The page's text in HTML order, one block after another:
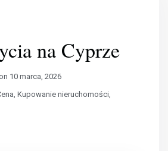
na Cyprze
10 marca, 2026
,Kupowanie nieruchomości,